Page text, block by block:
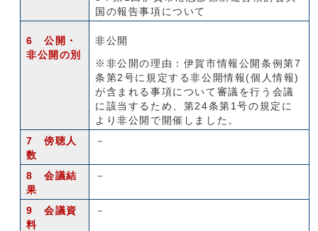
国の報告事項について
6 公開・
非公開の別
非公開
※非公開の理由：伊賀市情報公開条例第7
条第2号に規定する非公開情報(個人情報)
が含まれる事項について審議を行う会議
に該当するため、第24条第1号の規定に
より非公開で開催しました。
7 傍聴人
数
－
8 会議結
果
－
9 会議資
料
－